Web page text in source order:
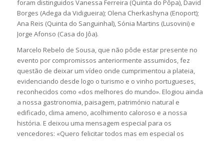
foram distinguidos Vanessa Ferreira (Quinta do Pôpa), David
Borges (Adega da Vidigueira); Olena Cherkashyna (Enoport);
Ana Reis (Quinta do Sanguinhal), Sónia Martins (Lusovini) e
Jorge Afonso (Casa do Jôa).
Marcelo Rebelo de Sousa, que não pôde estar presente no
evento por compromissos anteriormente assumidos, fez
questão de deixar um vídeo onde cumprimentou a plateia,
evidenciando desde logo o turismo e o vinho portugueses,
reconhecidos como «dos melhores do mundo». Elogiou ainda
a nossa gastronomia, paisagem, património natural e
edificado, clima ameno, acolhimento caloroso e a nossa
história. E deixou uma mensagem especial para os
vencedores: «Quero felicitar todos mas em especial os